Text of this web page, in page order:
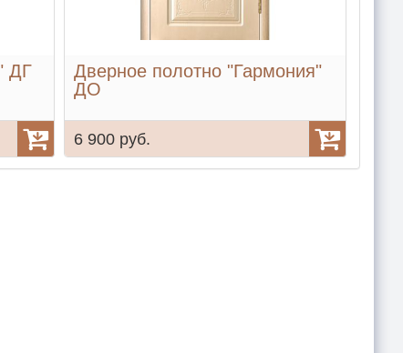
ДГ
Дверное полотно "Гармония"
ДО
6 900 руб.